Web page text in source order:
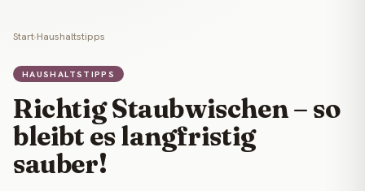
Start›Haushaltstipps
HAUSHALTSTIPPS
Richtig Staubwischen – so
bleibt es langfristig
sauber!